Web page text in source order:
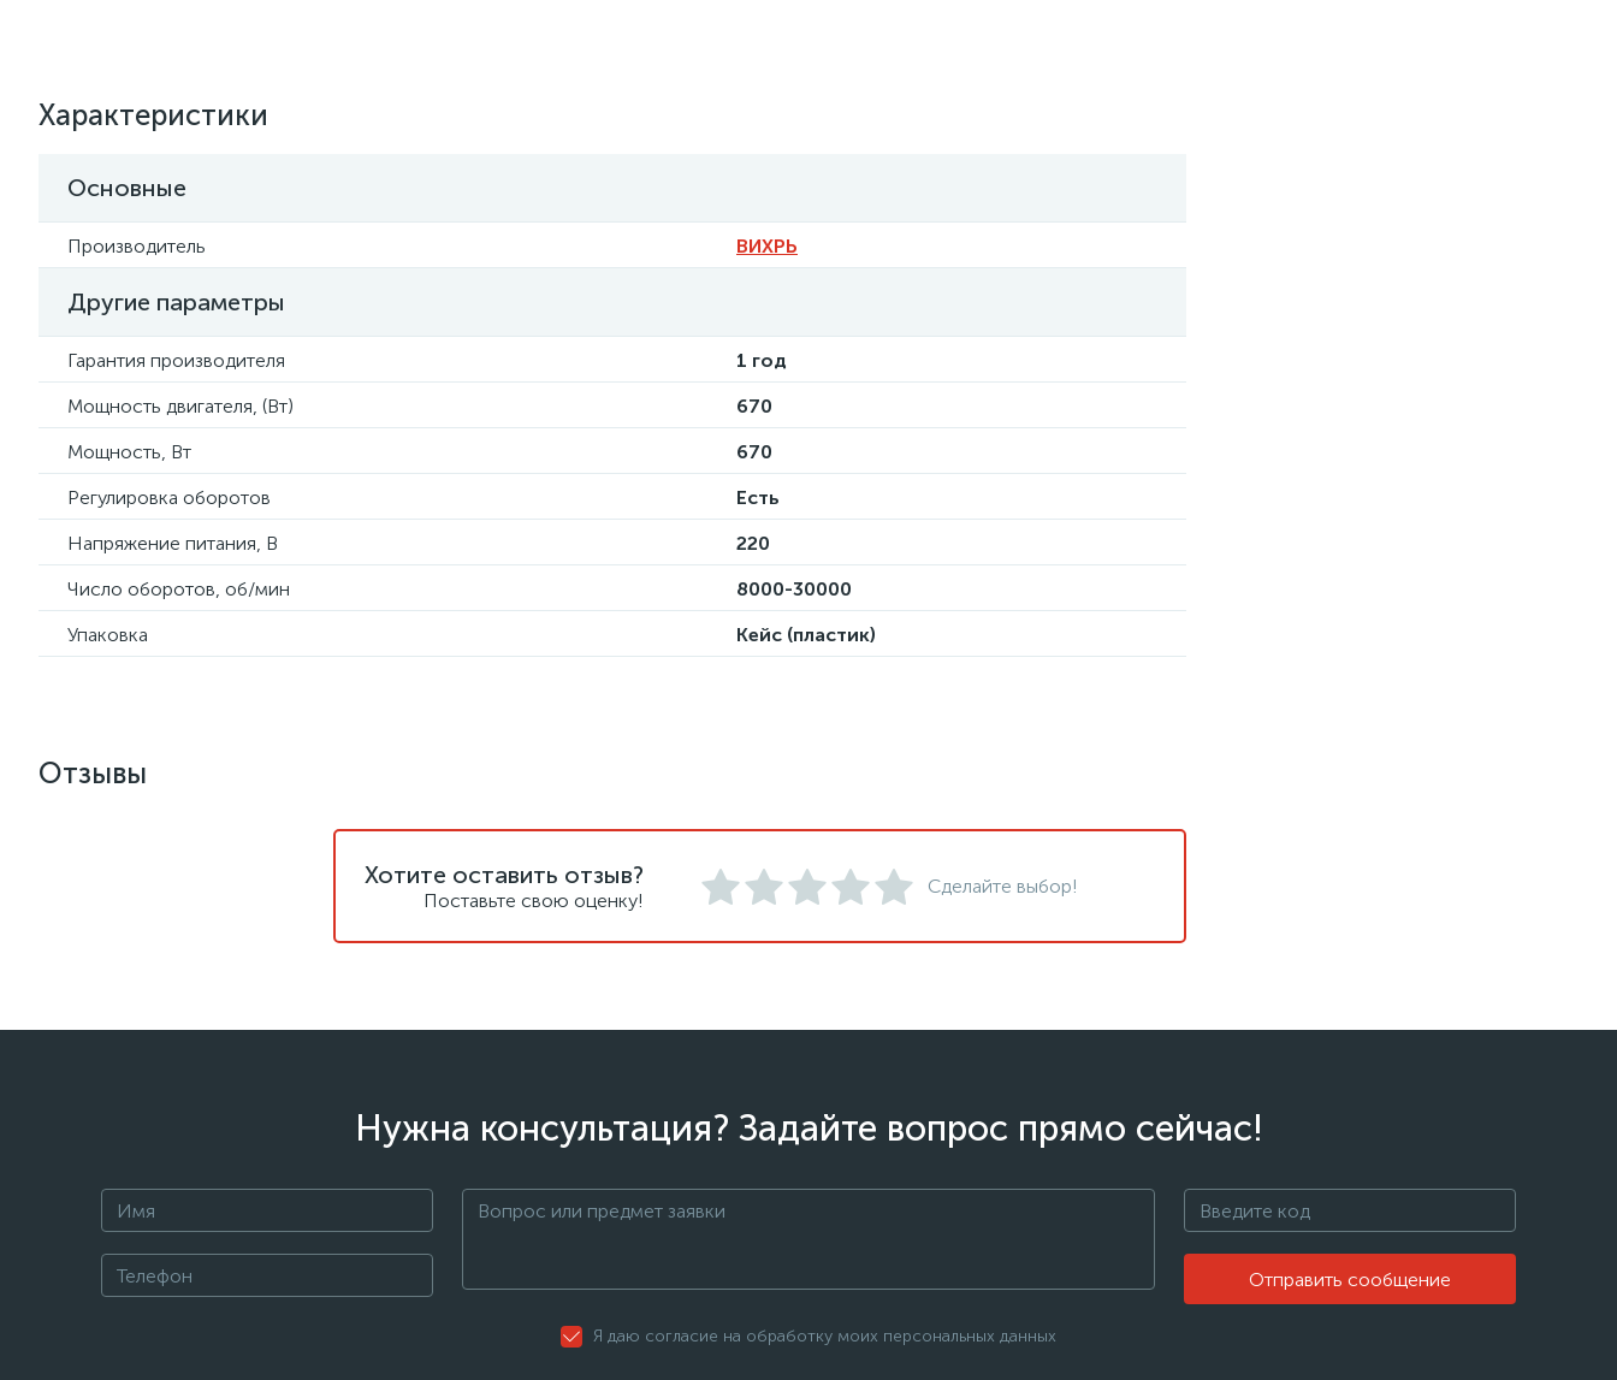
Характеристики
Основные
Производитель ВИХРЬ
Другие параметры
Гарантия производителя
1 год
Мощность двигателя, (Вт)
670
Мощность, Вт
670
Регулировка оборотов
Есть
Напряжение питания, В
220
Число оборотов, об/мин
8000-30000
Упаковка
Кейс (пластик)
Отзывы
Хотите оставить отзыв?
Поставьте свою оценку!
Сделайте выбор!
Нужна консультация? Задайте вопрос прямо сейчас!
Отправить сообщение
Я даю согласие на обработку моих персональных данных